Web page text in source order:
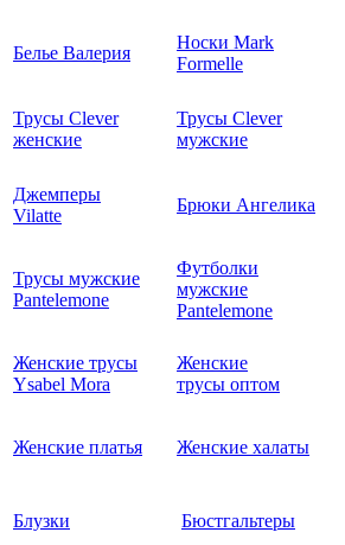
Белье Валерия
Носки Mark
Formelle
Трусы Clever
женские
Трусы Clever
мужские
Джемперы
Vilatte
Брюки Ангелика
Трусы мужские
Pantelemone
Футболки
мужские
Pantelemone
Женские трусы
Ysabel Mora
Женские
трусы оптом
Женские платья Женские халаты
Блузки Бюстгальтеры